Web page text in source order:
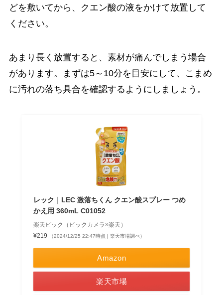
どを敷いてから、クエン酸の液をかけて放置して
ください。
あまり長く放置すると、素材が痛んでしまう場合
があります。まずは5～10分を目安にして、こまめ
に汚れの落ち具合を確認するようにしましょう。
レック｜LEC 激落ちくん クエン酸スプレー つめ
かえ用 360mL C01052
楽天ビック（ビックカメラ×楽天）
¥219
（2024/12/25 22:47時点 | 楽天市場調べ）
Amazon
楽天市場